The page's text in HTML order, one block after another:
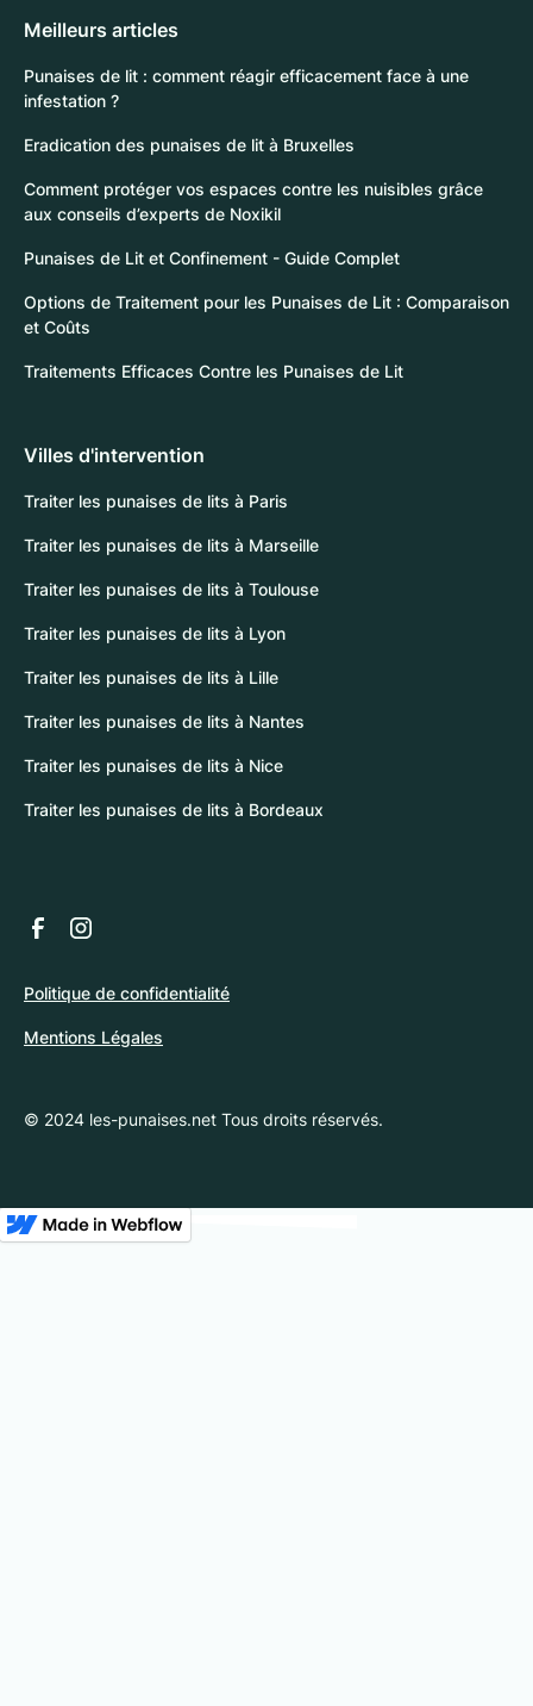
Meilleurs articles
Punaises de lit : comment réagir efficacement face à une
infestation ?
Eradication des punaises de lit à Bruxelles
Comment protéger vos espaces contre les nuisibles grâce
aux conseils d’experts de Noxikil
Punaises de Lit et Confinement - Guide Complet
Options de Traitement pour les Punaises de Lit : Comparaison
et Coûts
Traitements Efficaces Contre les Punaises de Lit
Villes d'intervention
Traiter les punaises de lits à Paris
Traiter les punaises de lits à Marseille
Traiter les punaises de lits à Toulouse
Traiter les punaises de lits à Lyon
Traiter les punaises de lits à Lille
Traiter les punaises de lits à Nantes
Traiter les punaises de lits à Nice
Traiter les punaises de lits à Bordeaux
© 2024 les-punaises.net Tous droits réservés.
Politique de confidentialité
Mentions Légales